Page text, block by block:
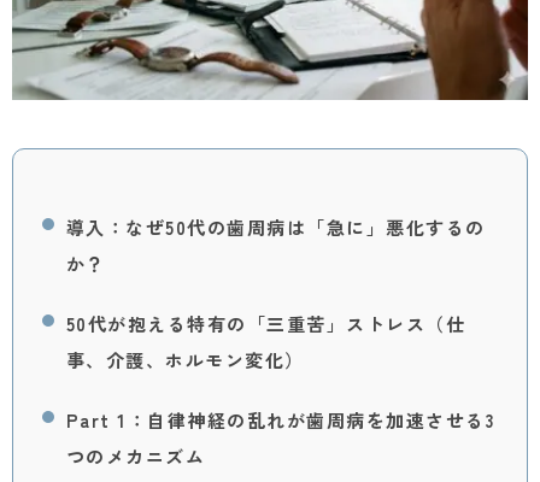
導入：なぜ50代の歯周病は「急に」悪化するの
か？
50代が抱える特有の「三重苦」ストレス（仕
事、介護、ホルモン変化）
Part 1：自律神経の乱れが歯周病を加速させる3
つのメカニズム